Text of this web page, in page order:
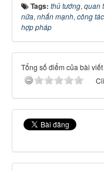
Tags: thủ tướng, quan
nữa, nhấn mạnh, công tác
hợp pháp
Tổng số điểm của bài